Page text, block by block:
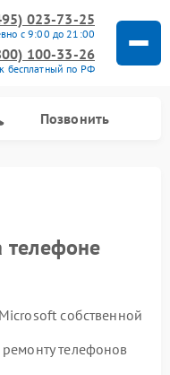
023-73-25
с 9:00 до 21:00
100-33-26
бесплатный по РФ
Позвонить
телефоне
собственной
телефонов